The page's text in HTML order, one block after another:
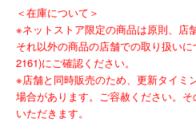
＜在庫について＞
※ネットストア限定の商品は原則、店
それ以外の商品の店舗での取り扱い
2161)にご確認ください。
※店舗と同時販売のため、更新タイミ
場合があります。ご容赦ください。
いただきます。